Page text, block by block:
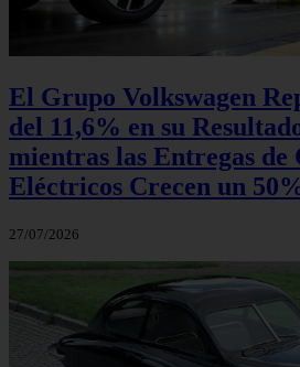
El Grupo Volkswagen
del 11,6% en su
mientras las Entregas de
Eléctricos Crecen un
27/07/2026